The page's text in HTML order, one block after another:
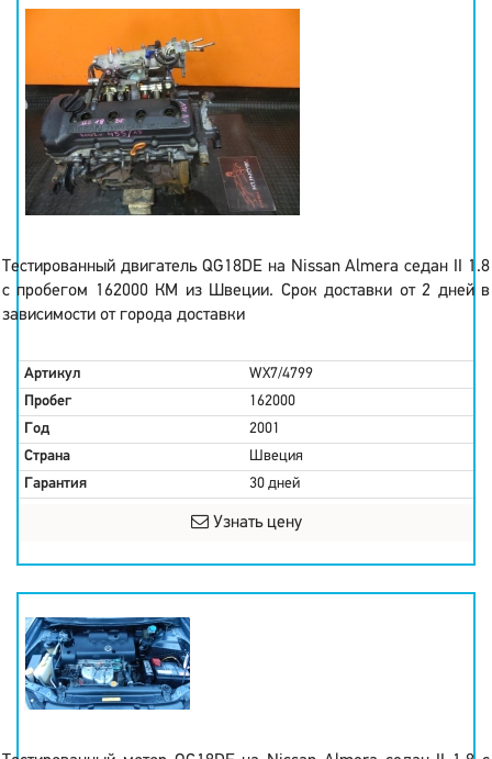
Тестированный двигатель QG18DE на Nissan Almera седан II 1.8
с пробегом 162000 КМ из Швеции. Срок доставки от 2 дней в
зависимости от города доставки
Артикул
WX7/4799
Пробег
162000
Год
2001
Страна
Швеция
Гарантия
30 дней
Узнать цену